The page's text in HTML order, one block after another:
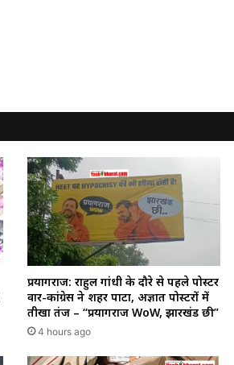
प्रयागराज: राहुल गांधी के दौरे से पहले पोस्टर
वार-कांग्रेस ने शहर पाटा, अज्ञात पोस्टरों में
तीखा तंज – “प्रयागराज WoW, झारखंड छी”
4 hours ago